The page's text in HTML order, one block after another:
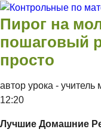
Перейти к основному
по
математике 4
Пирог на
пошаговый
просто
автор урока - учитель
12:20
Лучшие Домашние